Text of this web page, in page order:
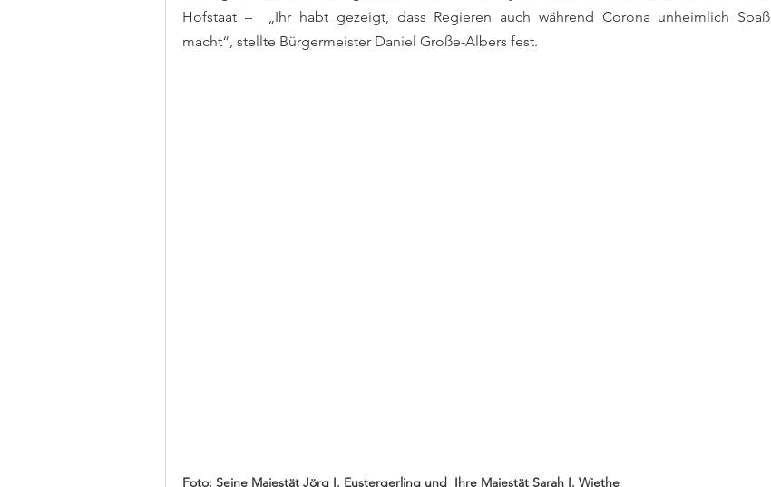
Hofstaat –  „Ihr habt gezeigt, dass Regieren auch während Corona unheimlich Spaß
macht“, stellte Bürgermeister Daniel Große-Albers fest.
Foto: Seine Majestät Jörg I. Eustergerling und  Ihre Majestät Sarah I. Wiethe